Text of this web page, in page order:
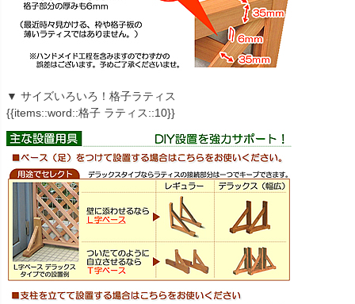
▼ サイズいろいろ！格子ラティス
{{items::word::格子 ラティス::10}}